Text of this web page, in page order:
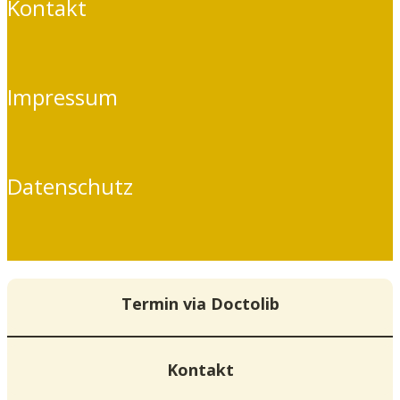
Kontakt
Impressum
Datenschutz
Termin via Doctolib
Kontakt